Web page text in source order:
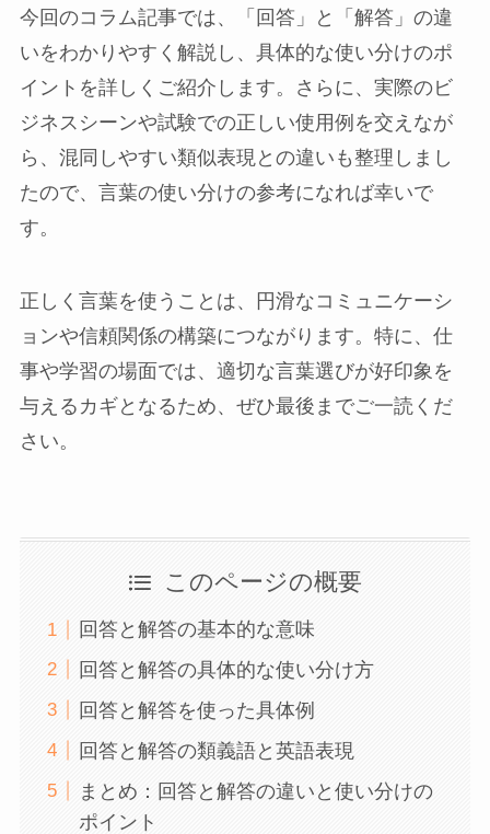
今回のコラム記事では、「回答」と「解答」の違
いをわかりやすく解説し、具体的な使い分けのポ
イントを詳しくご紹介します。さらに、実際のビ
ジネスシーンや試験での正しい使用例を交えなが
ら、混同しやすい類似表現との違いも整理しまし
たので、言葉の使い分けの参考になれば幸いで
す。
正しく言葉を使うことは、円滑なコミュニケーシ
ョンや信頼関係の構築につながります。特に、仕
事や学習の場面では、適切な言葉選びが好印象を
与えるカギとなるため、ぜひ最後までご一読くだ
さい。
このページの概要
回答と解答の基本的な意味
回答と解答の具体的な使い分け方
回答と解答を使った具体例
回答と解答の類義語と英語表現
まとめ：回答と解答の違いと使い分けの
ポイント